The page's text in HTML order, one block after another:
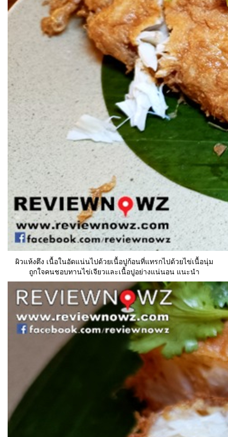
ผิวแห้งตึง เนื้อในอัดแน่นไปด้วยเนื้อปูก้อนที่แทรกไปด้วยไข่เนื้อนุ่ม
ถูกใจคนชอบทานไข่เจียวและเนื้อปูอย่างแน่นอน แนะนำ